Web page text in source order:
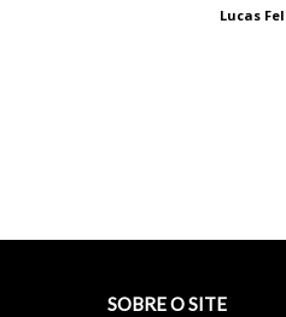
Lucas
SOBRE O SITE